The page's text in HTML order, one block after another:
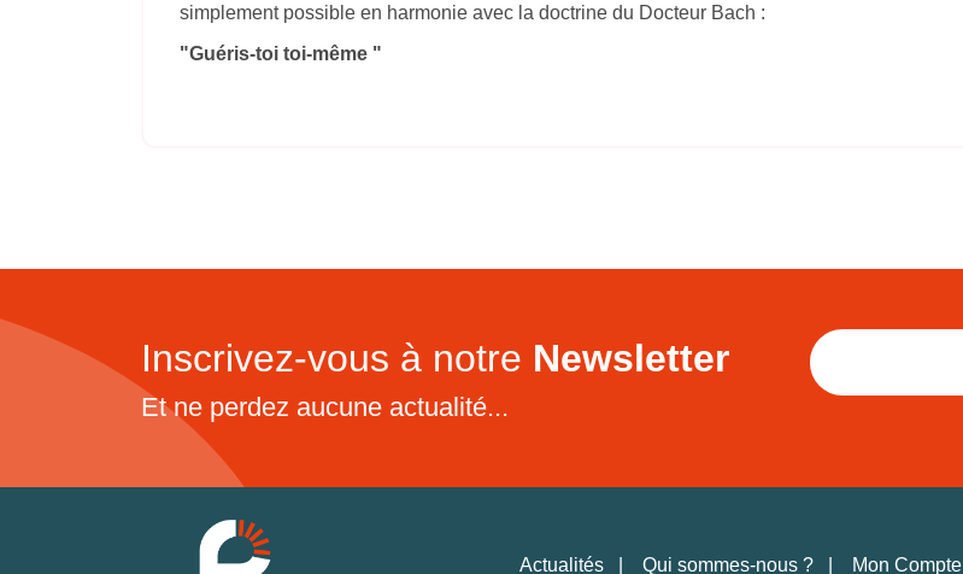
simplement possible en harmonie avec la doctrine du Docteur Bach :
"Guéris-toi toi-même "
Inscrivez-vous à notre Newsletter
Et ne perdez aucune actualité...
Actualités Qui sommes-nous ? Mon Compte